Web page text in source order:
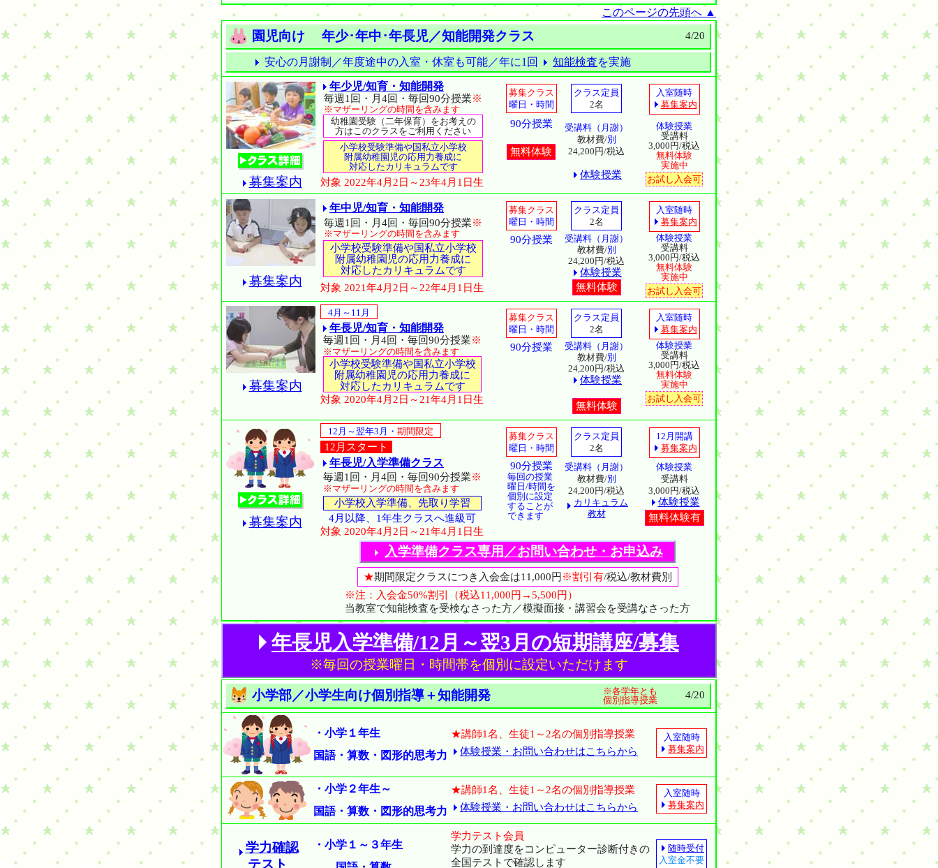
このページの先頭へ ▲
園児向け 年少･年中･年長児／知能開発クラス 4/20
安心の月謝制／年度途中の入室・休室も可能／年に1回 知能検査を実施
募集案内
年少児/知育・知能開発
毎週1回・月4回・毎回90分授業※
※マザーリングの時間を含みます
幼稚園受験（二年保育）をお考えの
方はこのクラスをご利用ください
小学校受験準備や国私立小学校
附属幼稚園児の応用力養成に
対応したカリキュラムです
対象 2022年4月2日～23年4月1日生
募集クラス
曜日・時間
90分授業
無料体験
クラス定員
2名
受講料（月謝）
教材費/別
24,200円/税込
体験授業
入室随時
募集案内
体験授業
受講料
3,000円/税込
無料体験
実施中
お試し入会可
募集案内
年中児/知育・知能開発
毎週1回・月4回・毎回90分授業※
※マザーリングの時間を含みます
小学校受験準備や国私立小学校
附属幼稚園児の応用力養成に
対応したカリキュラムです
対象 2021年4月2日～22年4月1日生
募集クラス
曜日・時間
90分授業
クラス定員
2名
受講料（月謝）
教材費/別
24,200円/税込
体験授業
無料体験
入室随時
募集案内
体験授業
受講料
3,000円/税込
無料体験
実施中
お試し入会可
募集案内
4月～11月
年長児/知育・知能開発
毎週1回・月4回・毎回90分授業※
※マザーリングの時間を含みます
小学校受験準備や国私立小学校
附属幼稚園児の応用力養成に
対応したカリキュラムです
対象 2020年4月2日～21年4月1日生
募集クラス
曜日・時間
90分授業
クラス定員
2名
受講料（月謝）
教材費/別
24,200円/税込
体験授業
無料体験
入室随時
募集案内
体験授業
受講料
3,000円/税込
無料体験
実施中
お試し入会可
募集案内
12月～翌年3月・ 期間限定
12月スタート
年長児/入学準備クラス
毎週1回・月4回・毎回90分授業※
※マザーリングの時間を含みます
小学校入学準備、先取り学習
4月以降、1年生クラスへ進級可
対象 2020年4月2日～21年4月1日生
募集クラス
曜日・時間
90分授業
毎回の授業
曜日/時間を
個別に設定
することが
できます
クラス定員
2名
受講料（月謝）
教材費/別
24,200円/税込
カリキュラム
教材
12月開講
募集案内
体験授業
受講料
3,000円/税込
体験授業
無料体験有
入学準備クラス専用／お問い合わせ・お申込み
★期間限定クラスにつき入会金は11,000円 ※割引有/税込/教材費別
※注：入会金50%割引（税込11,000円→5,500円）
当教室で知能検査を受検なさった方／模擬面接・講習会を受講なさった方
年長児入学準備/12月～翌3月の短期講座/募集
※毎回の授業曜日・時間帯を個別に設定いただけます
小学部／小学生向け個別指導＋知能開発
※各学年とも
個別指導授業
4/20
・小学１年生
国語・算数・図形的思考力
★講師1名、生徒1～2名の個別指導授業
体験授業・お問い合わせはこちらから
入室随時
募集案内
・小学２年生～
国語・算数・図形的思考力
★講師1名、生徒1～2名の個別指導授業
体験授業・お問い合わせはこちらから
入室随時
募集案内
学力確認
テスト
・小学１～３年生
学力テスト会員
学力の到達度をコンピューター診断付きの
全国テストで確認します
随時受付
入室金不要